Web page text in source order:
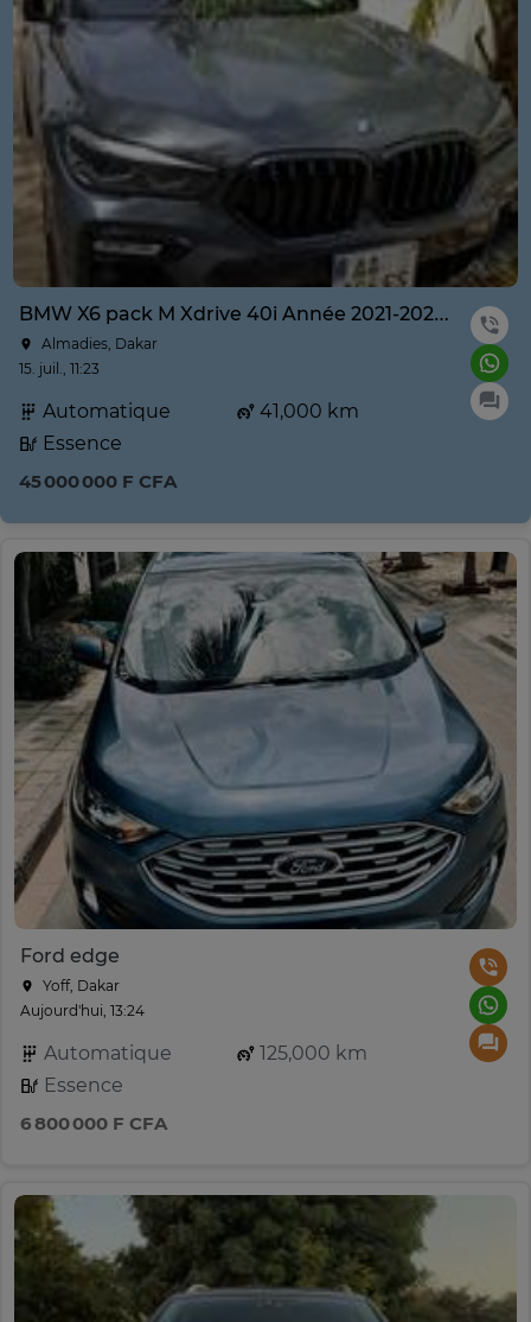
BMW X6 pack M Xdrive 40i Année 2021-2022 prix négociable
Almadies, Dakar
15. juil., 11:23
Automatique
41,000 km
Essence
45 000 000 F CFA
Ford edge
Yoff, Dakar
Aujourd'hui, 13:24
Automatique
125,000 km
Essence
6 800 000 F CFA